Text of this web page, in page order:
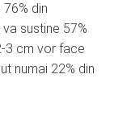
din
sustine 57%
3 cm vor face
numai 22% din